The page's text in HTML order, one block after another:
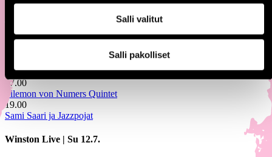
Salli valitut
Salli pakolliset
klo
Heta Halonen Kvartetti
17.00
Filemon von Numers Quintet
19.00
Sami Saari ja Jazzpojat
Winston Live | Su 12.7.